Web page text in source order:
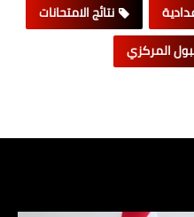
نتائج الامتحانات
المركزي